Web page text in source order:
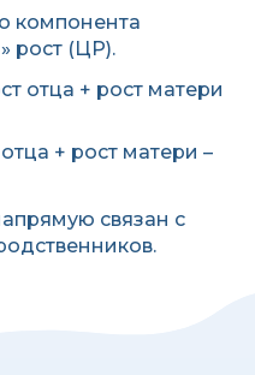
компонента
рост (ЦР).
отца + рост матери
+ рост матери –
связан с